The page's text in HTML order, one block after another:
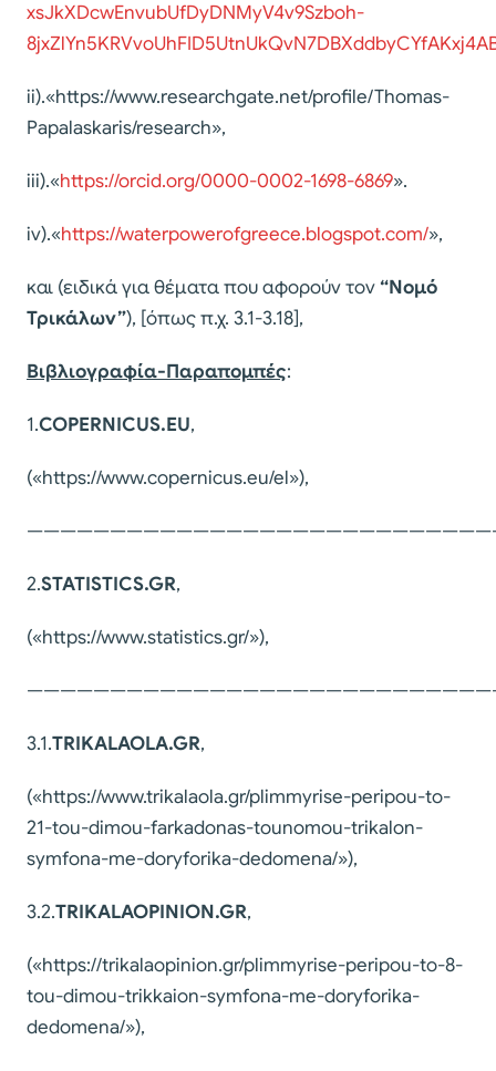
xsJkXDcwEnvubUfDyDNMyV4v9Szboh-
ii).«https://www.researchgate.net/profile/Thomas-
Papalaskaris/research»,
iii).«https://orcid.org/0000-0002-1698-6869».
iv).«https://waterpowerofgreece.blogspot.com/»,
και (ειδικά για θέματα που αφορούν τον“Νομό
Τρικάλων”), [όπως π.χ. 3.1-3.18],
Βιβλιογραφία-Παραπομπές:
1.COPERNICUS.EU,
(«https://www.copernicus.eu/el»),
2.STATISTICS.GR,
(«https://www.statistics.gr/»),
3.1.TRIKALAOLA.GR,
(«https://www.trikalaola.gr/plimmyrise-peripou-to-
21-tou-dimou-farkadonas-tounomou-trikalon-
symfona-me-doryforika-dedomena/»),
3.2.TRIKALAOPINION.GR,
(«https://trikalaopinion.gr/plimmyrise-peripou-to-8-
tou-dimou-trikkaion-symfona-me-doryforika-
dedomena/»),